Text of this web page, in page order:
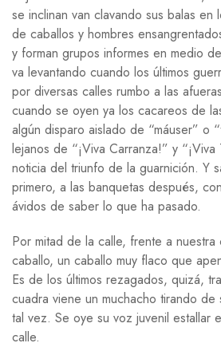
se inclinan van clavando sus balas en
de caballos y hombres
y forman grupos informes en medio
va levantando cuando los últimos
por diversas calles rumbo a las
cuando se oyen ya los cacareos de
algún disparo aislado de “máuser” o
lejanos de “¡Viva Carranza!” y
noticia del triunfo de la guarnición. Y
primero, a las banquetas después,
ávidos de saber lo que ha pasado.
Por mitad de la calle, frente a nuestra
caballo, un caballo muy flaco que
Es de los últimos rezagados, quizá,
cuadra viene un muchacho tirando
tal vez. Se oye su voz juvenil estallar
calle.